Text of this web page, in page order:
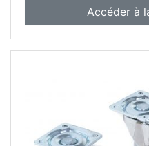
Accéder à